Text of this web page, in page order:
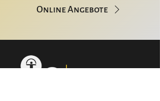
Online Angebote